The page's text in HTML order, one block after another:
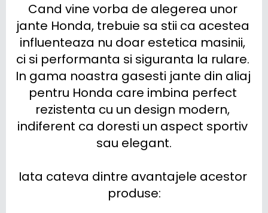
Cand vine vorba de alegerea unor
jante Honda, trebuie sa stii ca acestea
influenteaza nu doar estetica masinii,
ci si performanta si siguranta la rulare.
In gama noastra gasesti jante din aliaj
pentru Honda care imbina perfect
rezistenta cu un design modern,
indiferent ca doresti un aspect sportiv
sau elegant.
Iata cateva dintre avantajele acestor
produse: